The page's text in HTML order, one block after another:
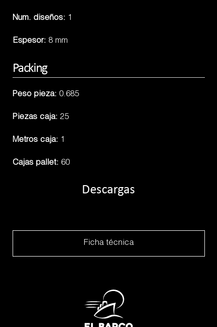
Num. diseños: 1
Espesor: 8 mm
Packing
Peso pieza: 0.685
Piezas caja: 25
Metros caja: 1
Cajas pallet: 60
Descargas
Ficha técnica